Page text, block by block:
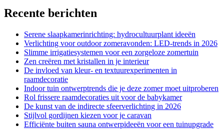
Recente berichten
Serene slaapkamerinrichting: hydrocultuurplant ideeën
Verlichting voor outdoor zomeravonden: LED-trends in 2026
Slimme irrigatiesystemen voor een zorgeloze zomertuin
Zen creëren met kristallen in je interieur
De invloed van kleur- en textuurexperimenten in
raamdecoratie
Indoor tuin ontwerptrends die je deze zomer moet uitproberen
Rol frissere raamdecoraties uit voor de babykamer
De kunst van de indirecte sfeerverlichting in 2026
Stijlvol gordijnen kiezen voor je caravan
Efficiënte buiten sauna ontwerpideeën voor een tuinupgrade